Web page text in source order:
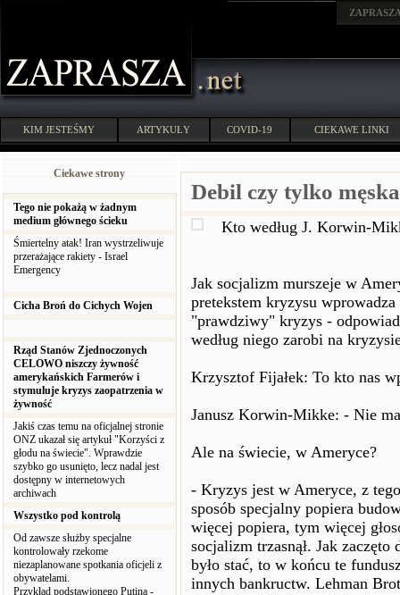
KIM JESTEŚMY ARTYKUŁY COVID-19 CIEKAWE LINKI
Ciekawe strony
Tego nie pokażą w żadnym
medium głównego ścieku
Śmiertelny atak! Iran wystrzeliwuje
przerażające rakiety - Israel
Emergency
Cicha Broń do Cichych Wojen
Rząd Stanów Zjednoczonych
CELOWO niszczy żywność
amerykańskich Farmerów i
stymuluje kryzys zaopatrzenia w
żywność
Jakiś czas temu na oficjalnej stronie
ONZ ukazał się artykuł "Korzyści z
głodu na świecie". Wprawdzie
szybko go usunięto, lecz nadal jest
dostępny w internetowych
archiwach
Wszystko pod kontrolą
Od zawsze służby specjalne
kontrolowały rzekome
niezaplanowane spotkania oficjeli z
obywatelami.
Przykład podstawionego Putina -
Debil czy tylko
Kto według J. Korwin-
Jak socjalizm murszeje w
pretekstem kryzysu wprowadza
"prawdziwy" kryzys -
według niego zarobi na
Krzysztof Fijałek: To kto nas
Janusz Korwin-Mikke: - Nie
Ale na świecie, w Ameryce?
- Kryzys jest w Ameryce, z
sposób specjalny popiera
więcej popiera, tym więcej
socjalizm trzasnął. Jak
było stać, to w końcu te
innych bankructw. Lehman